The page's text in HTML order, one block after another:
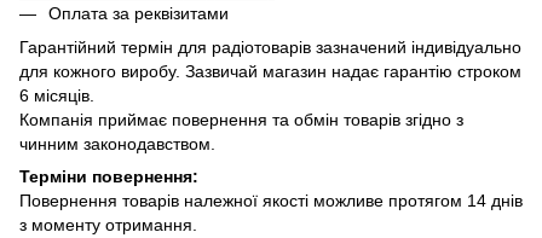
Оплата за реквізитами
Гарантійний термін для радіотоварів зазначений індивідуально
для кожного виробу. Зазвичай магазин надає гарантію строком
6 місяців.
Компанія приймає повернення та обмін товарів згідно з
чинним законодавством.
Терміни повернення:
Повернення товарів належної якості можливе протягом 14 днів
з моменту отримання.